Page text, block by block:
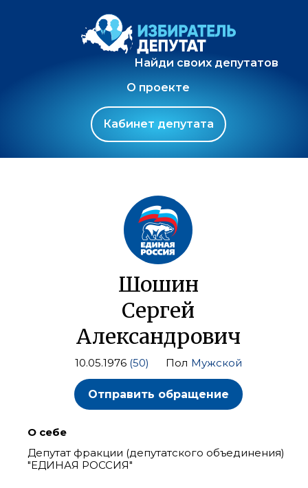
Найди своих депутатов
О проекте
Кабинет депутата
Шошин
Сергей
Александрович
10.05.1976 (50) Пол Мужской
Отправить обращение
О себе
Депутат фракции (депутатского объединения)
"ЕДИНАЯ РОССИЯ"